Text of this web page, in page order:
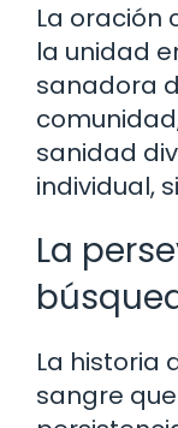
La oración
la unidad
sanadora
sanidad
individual,
La
La historia
sangre